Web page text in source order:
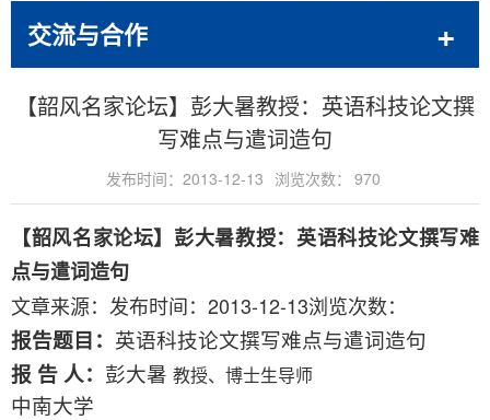
交流与合作
【韶风名家论坛】彭大暑教授：英语科技论文撰
写难点与遣词造句
发布时间：2013-12-13 浏览次数： 970
【韶风名家论坛】彭大暑教授：英语科技论文撰写难
点与遣词造句
文章来源： 发布时间：2013-12-13浏览次数：
报告题目： 英语科技论文撰写难点与遣词造句
报 告人： 彭大暑 教授、博士生导师
中南大学